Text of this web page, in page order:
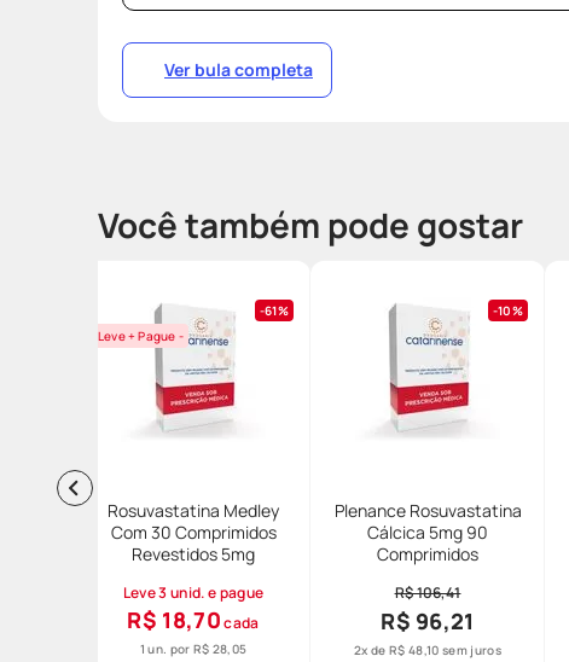
Ver bula completa
Você também pode gostar
Leve + Pague -
61%
Rosuvastatina Medley
Com 30 Comprimidos
Revestidos 5mg
Leve 3 unid. e pague
R$ 18,70cada
1 un. por R$ 28,05
10%
Plenance Rosuvastatina
Cálcica 5mg 90
Comprimidos
R$ 106,41
R$ 96,21
2x deR$ 48,10 sem juros